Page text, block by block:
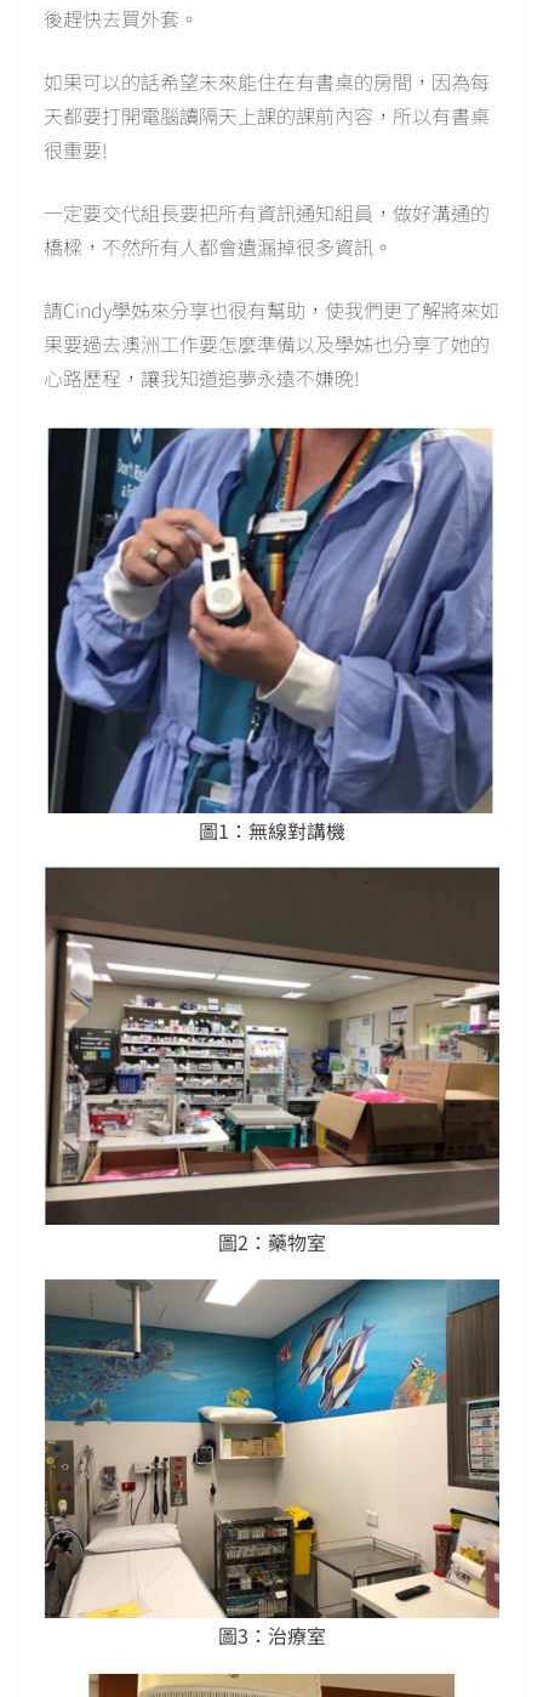
後趕快去買外套。
如果可以的話希望未來能住在有書桌的房間，因為每
天都要打開電腦讀隔天上課的課前內容，所以有書桌
很重要!
一定要交代組長要把所有資訊通知組員，做好溝通的
橋樑，不然所有人都會遺漏掉很多資訊。
請Cindy學姊來分享也很有幫助，使我們更了解將來如
果要過去澳洲工作要怎麼準備以及學姊也分享了她的
心路歷程，讓我知道追夢永遠不嫌晚!
圖1：無線對講機
圖2：藥物室
圖3：治療室